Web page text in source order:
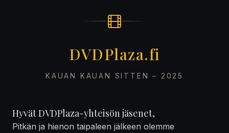
DVDPlaza.fi
KAUAN KAUAN SITTEN – 2025
Hyvät DVDPlaza-yhteisön jäsenet,
Pitkän ja hienon taipaleen jälkeen olemme